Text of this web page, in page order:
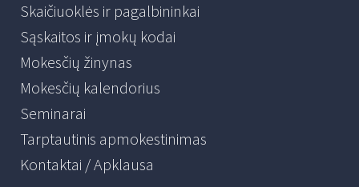
Skaičiuoklės ir pagalbininkai
Sąskaitos ir įmokų kodai
Mokesčių žinynas
Mokesčių kalendorius
Seminarai
Tarptautinis apmokestinimas
Kontaktai / Apklausa